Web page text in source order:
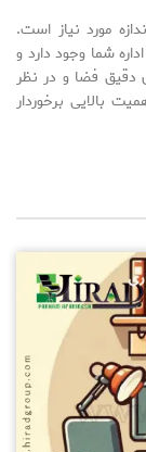
مورد نیاز است.
شما وجود دارد و
دقیق فضا و در نظر
بالایی برخوردار